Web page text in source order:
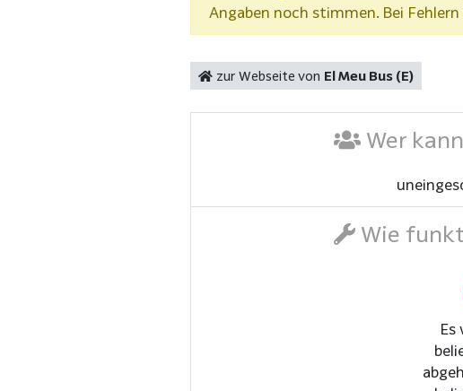
Angaben noch stimmen. Bei
zur Webseite von El Meu Bus (E)
Wer
Wie
Es